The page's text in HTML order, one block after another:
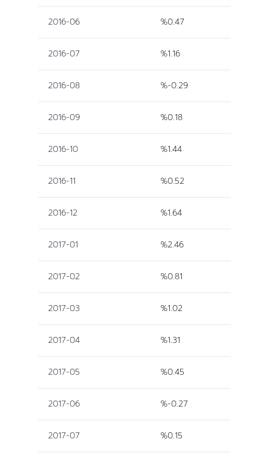
2016-06 %0.47
2016-07 %1.16
2016-08 %-0.29
2016-09 %0.18
2016-10 %1.44
2016-11 %0.52
2016-12 %1.64
2017-01 %2.46
2017-02 %0.81
2017-03 %1.02
2017-04 %1.31
2017-05 %0.45
2017-06 %-0.27
2017-07 %0.15